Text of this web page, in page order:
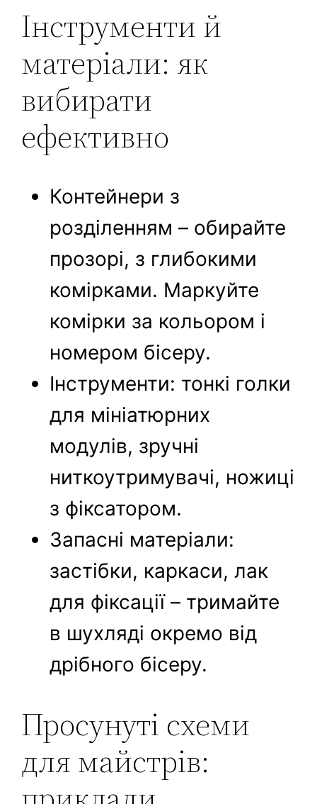
Інструменти й
матеріали: як
вибирати
ефективно
Контейнери з
розділенням – обирайте
прозорі, з глибокими
комірками. Маркуйте
комірки за кольором і
номером бісеру.
Інструменти: тонкі голки
для мініатюрних
модулів, зручні
ниткоутримувачі, ножиці
з фіксатором.
Запасні матеріали:
застібки, каркаси, лак
для фіксації – тримайте
в шухляді окремо від
дрібного бісеру.
Просунуті схеми
для майстрів: